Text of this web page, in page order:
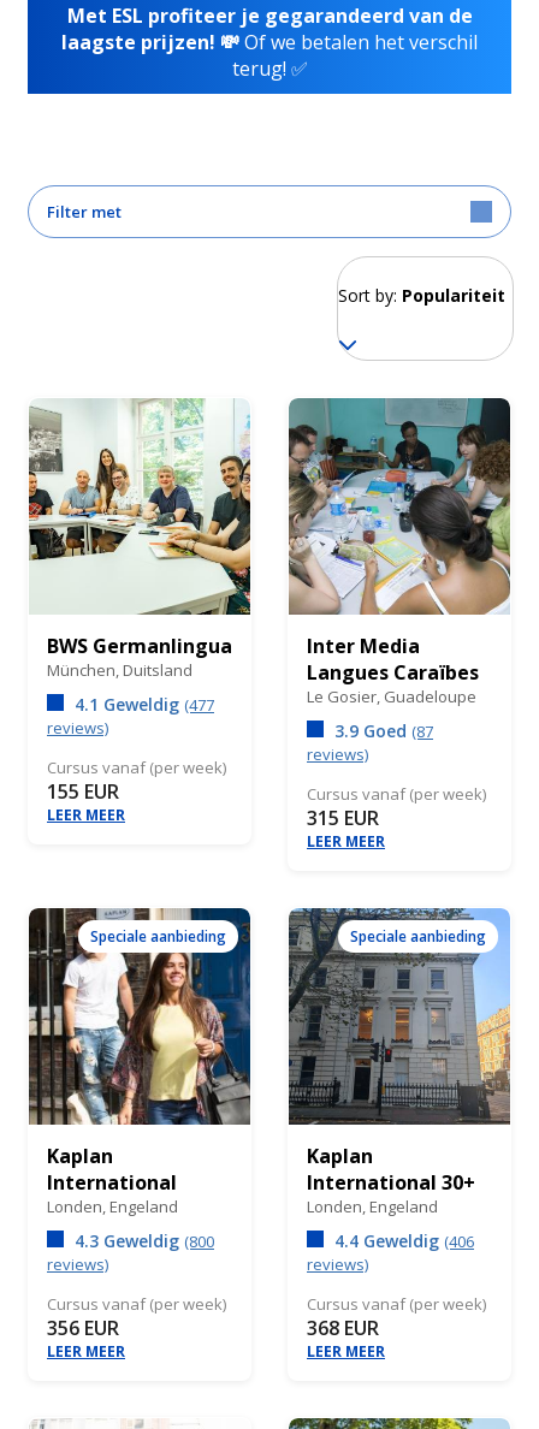
Met ESL profiteer je gegarandeerd van de
laagste prijzen! 💸Of we betalen het verschil
terug! ✅
Filter met
Sort by: Populariteit
BWS Germanlingua
München, Duitsland
4.1 Geweldig (477
reviews)
Cursus vanaf (per week)
155 EUR
LEER MEER
Inter Media
Langues Caraïbes
Le Gosier, Guadeloupe
3.9 Goed (87
reviews)
Cursus vanaf (per week)
315 EUR
LEER MEER
Speciale aanbieding
Kaplan
International
Londen, Engeland
4.3 Geweldig (800
reviews)
Cursus vanaf (per week)
356 EUR
LEER MEER
Speciale aanbieding
Kaplan
International 30+
Londen, Engeland
4.4 Geweldig (406
reviews)
Cursus vanaf (per week)
368 EUR
LEER MEER